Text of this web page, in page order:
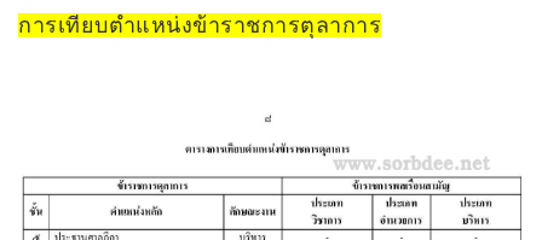
การเทียบตำแหน่งข้าราชการตุลาการ